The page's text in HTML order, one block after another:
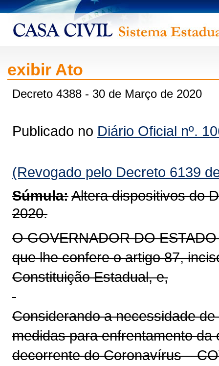
exibir Ato
Decreto 4388 - 30 de Março de 2020
Publicado no Diário Oficial nº.
(Revogado pelo Decreto 6139
Súmula:Altera dispositivos do
2020.
O GOVERNADOR DO
que lhe confere o artigo 87,
Constituição Estadual, e,
Considerando a necessidade
medidas para enfrentamento
decorrente do Coronavírus –